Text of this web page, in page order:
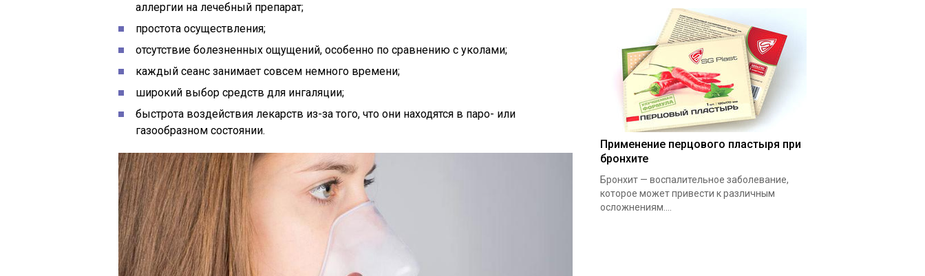
аллергии на лечебный препарат;
простота осуществления;
отсутствие болезненных ощущений, особенно по сравнению с уколами;
каждый сеанс занимает совсем немного времени;
широкий выбор средств для ингаляции;
быстрота воздействия лекарств из-за того, что они находятся в паро- или
газообразном состоянии.
Применение перцового пластыря при
бронхите
Бронхит — воспалительное заболевание,
которое может привести к различным
осложнениям....